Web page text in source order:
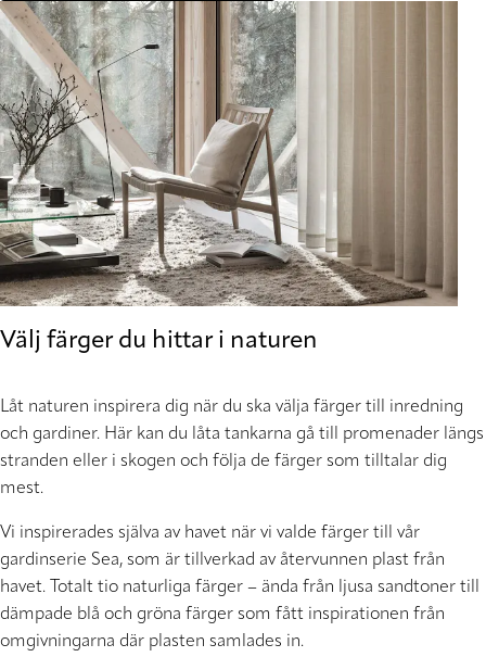
Välj färger du hittar i naturen
Låt naturen inspirera dig när du ska välja färger till inredning
och gardiner. Här kan du låta tankarna gå till promenader längs
stranden eller i skogen och följa de färger som tilltalar dig
mest.
Vi inspirerades själva av havet när vi valde färger till vår
gardinserie Sea, som är tillverkad av återvunnen plast från
havet. Totalt tio naturliga färger – ända från ljusa sandtoner till
dämpade blå och gröna färger som fått inspirationen från
omgivningarna där plasten samlades in.